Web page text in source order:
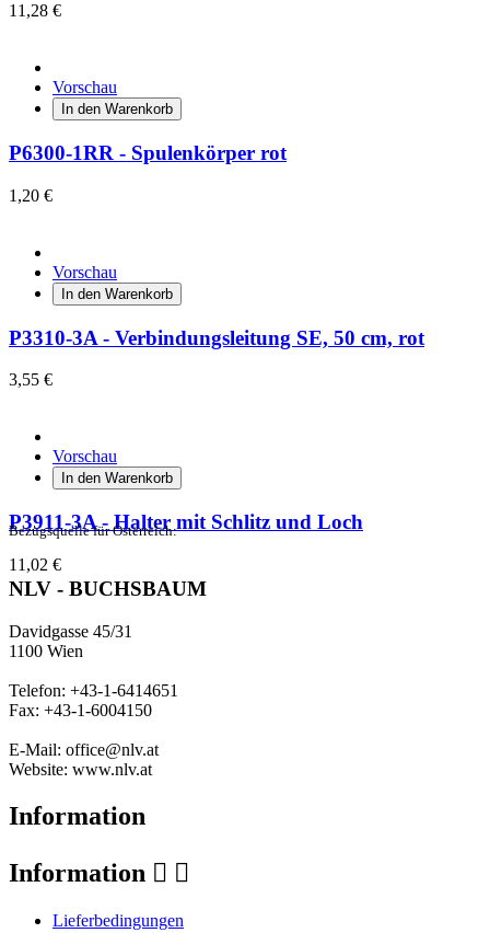
11,28 €
Vorschau
In den Warenkorb
P6300-1RR - Spulenkörper rot
1,20 €
Vorschau
In den Warenkorb
P3310-3A - Verbindungsleitung SE, 50 cm, rot
3,55 €
Vorschau
In den Warenkorb
P3911-3A - Halter mit Schlitz und Loch
11,02 €
Bezugsquelle für Österreich:
NLV - BUCHSBAUM
Davidgasse 45/31
1100 Wien
Telefon: +43-1-6414651
Fax: +43-1-6004150
E-Mail: office@nlv.at
Website: www.nlv.at
Information
Information  
Lieferbedingungen